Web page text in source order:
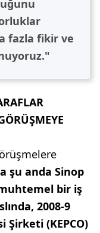
fazla fikir ve
şu anda Sinop
bir iş
2008-9
Şirketi (KEPCO)